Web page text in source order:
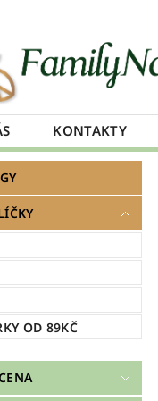
KONTAKTY
OD 89KČ